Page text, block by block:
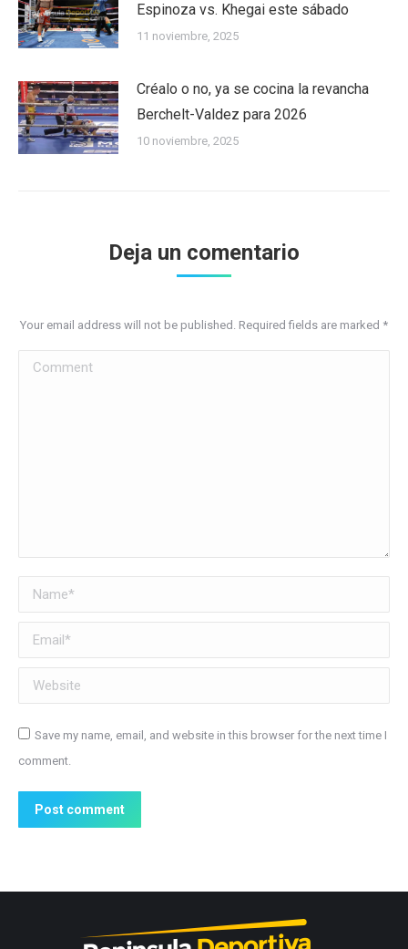
Espinoza vs. Khegai este sábado
11 noviembre, 2025
Créalo o no, ya se cocina la revancha
Berchelt-Valdez para 2026
10 noviembre, 2025
Deja un comentario
Your email address will not be published. Required fields are marked *
Comment
Name *
Email *
Website
Save my name, email, and website in this browser for the next time I
comment.
Post comment